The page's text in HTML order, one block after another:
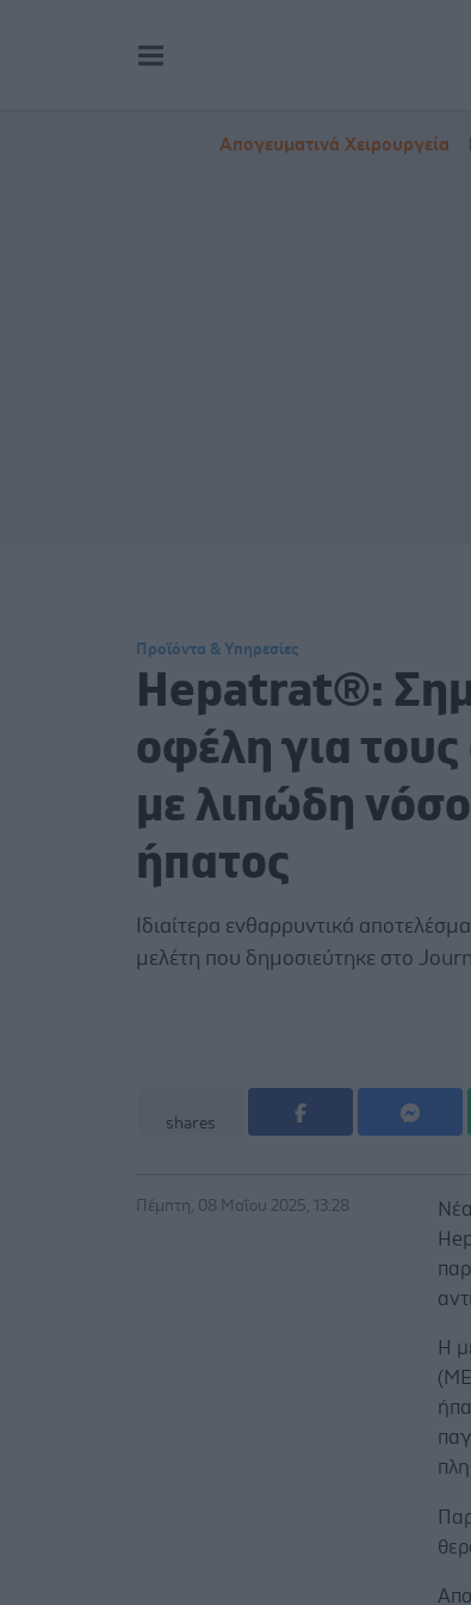
Απογευματινά Χειρουργεία
Προϊόντα & Υπηρεσίες
Hepatrat®:
οφέλη για τους
με λιπώδη
ήπατος
Ιδιαίτερα ενθαρρυντικά
μελέτη που δημοσιεύτηκε στο
shares
Πέμπτη, 08 Μαΐου 2025, 13:28
Η